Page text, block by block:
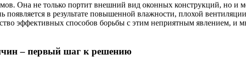
Она не только портит внешний вид оконных конструкций, но и
появляется в результате повышенной влажности, плохой
эффективных способов борьбы с этим неприятным явлением, и
– первый шаг к решению